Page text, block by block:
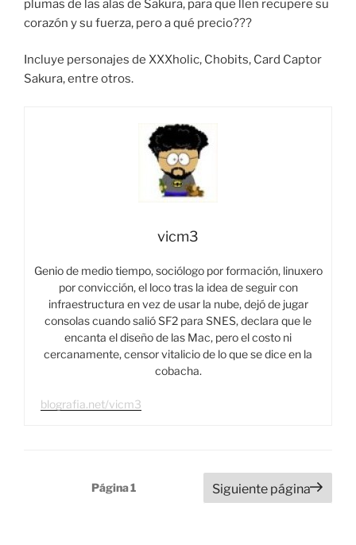
plumas de las alas de Sakura, para que llen recupere su
corazón y su fuerza, pero a qué precio???
Incluye personajes de XXXholic, Chobits, Card Captor
Sakura, entre otros.
vicm3
Genio de medio tiempo, sociólogo por formación, linuxero
por convicción, el loco tras la idea de seguir con
infraestructura en vez de usar la nube, dejó de jugar
consolas cuando salió SF2 para SNES, declara que le
encanta el diseño de las Mac, pero el costo ni
cercanamente, censor vitalicio de lo que se dice en la
cobacha.
blografia.net/vicm3
PaginaciónPágina1 Siguiente página